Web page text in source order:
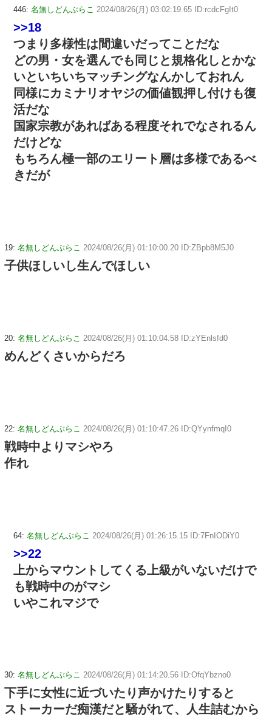
446: 名無しどんぶらこ 2024/08/26(月) 03:02:19.65 ID:rcdcFgIt0
>>18
つまり多様性は間違いだってことだな
どの男・女を選んでも同じと規格化しとかな
いといちいちマッチングなんかしておれん
同様にカミナリオヤジの価値観押し付けも復
活だな
国家宗教があればある程度それでなされるん
だけどな
もちろん極一部のエリート層は多様であるべ
きだが
19: 名無しどんぶらこ 2024/08/26(月) 01:10:00.20 ID:ZBpb8M5J0
子供ほしいし生んでほしい
20: 名無しどんぶらこ 2024/08/26(月) 01:10:04.58 ID:zYEnlsfd0
めんどくさいからだろ
22: 名無しどんぶらこ 2024/08/26(月) 01:10:47.26 ID:QYynfmqI0
戦時中よりマシやろ
作れ
64: 名無しどんぶらこ 2024/08/26(月) 01:26:15.15 ID:7FnIODiY0
>>22
上からマウントしてくる上級がいないだけで
も戦時中のがマシ
いやこれマジで
30: 名無しどんぶらこ 2024/08/26(月) 01:14:20.56 ID:OfqYbzno0
下手に女性に近づいたり声かけたりすると
ストーカーだ痴漢だと騒がれて、人生詰むから